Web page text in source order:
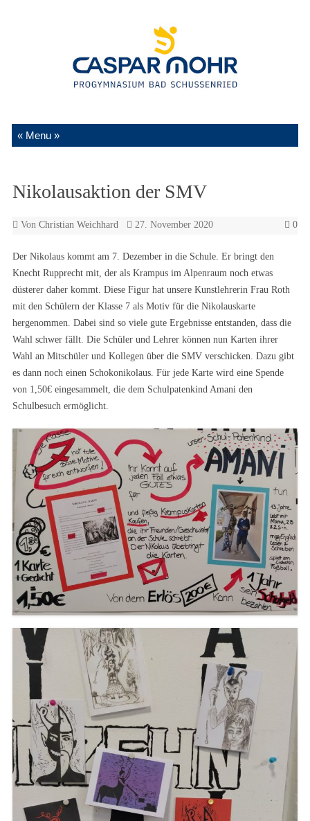
Zum Inhalt springen
Nikolausaktion der SMV
Von Christian Weichhard 27. November 2020 0
Der Nikolaus kommt am 7. Dezember in die Schule. Er bringt den
Knecht Rupprecht mit, der als Krampus im Alpenraum noch etwas
düsterer daher kommt. Diese Figur hat unsere Kunstlehrerin Frau Roth
mit den Schülern der Klasse 7 als Motiv für die Nikolauskarte
hergenommen. Dabei sind so viele gute Ergebnisse entstanden, dass die
Wahl schwer fällt. Die Schüler und Lehrer können nun Karten ihrer
Wahl an Mitschüler und Kollegen über die SMV verschicken. Dazu gibt
es dann noch einen Schokonikolaus. Für jede Karte wird eine Spende
von 1,50€ eingesammelt, die dem Schulpatenkind Amani den
Schulbesuch ermöglicht.